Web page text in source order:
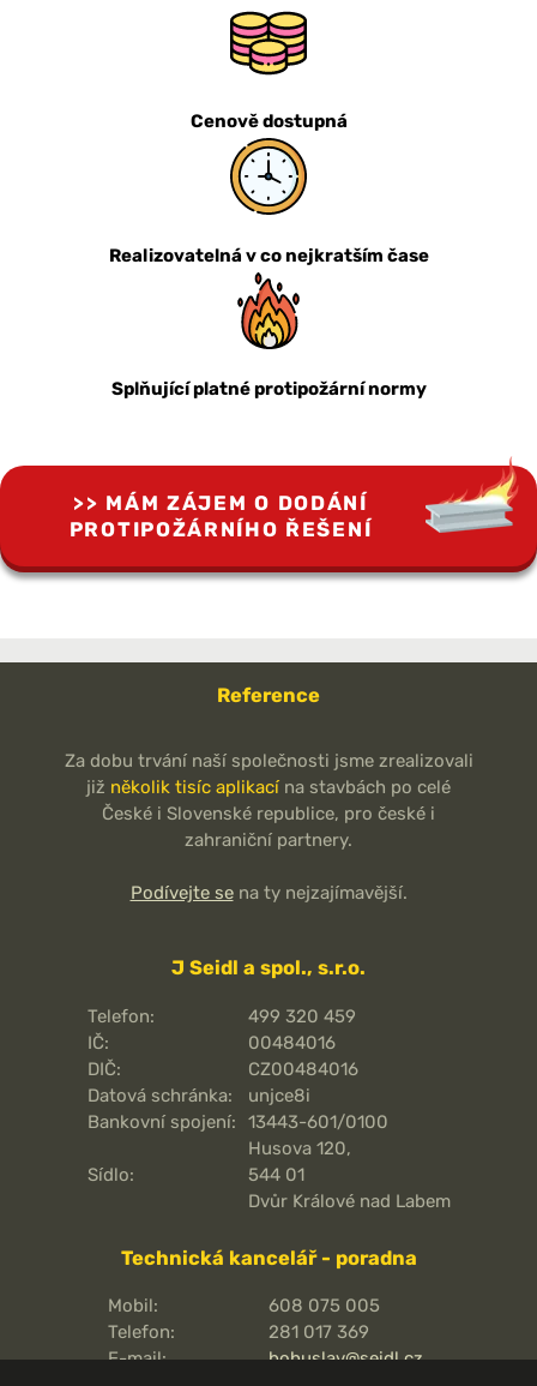
Cenově dostupná
Realizovatelná v co nejkratším čase
Splňující platné protipožární normy
MÁM ZÁJEM O DODÁNÍ
PROTIPOŽÁRNÍHO ŘEŠENÍ
Reference
Za dobu trvání naší společnosti jsme zrealizovali
již několik tisíc aplikací na stavbách po celé
České i Slovenské republice, pro české i
zahraniční partnery.
Podívejte sena ty nejzajímavější.
J Seidl a spol., s.r.o.
Telefon:
499 320 459
IČ:
00484016
DIČ:
CZ00484016
Datová schránka:
unjce8i
Bankovní spojení:
13443-601/0100
Sídlo:
Husova 120,
544 01
Dvůr Králové nad Labem
Technická kancelář - poradna
Mobil:
608 075 005
Telefon:
281 017 369
E-mail:
bohuslav@seidl.cz